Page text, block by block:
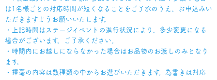
は1名様ごとの対応時間が短くなることをご了承のうえ、お申込みい
ただきますようお願いいたします。
・上記時間はステージイベントの進行状況により、多少変更になる
場合がございます。ご了承ください。
・時間内にお越しにならなかった場合はお品物のお渡しのみとなり
ます。
・揮毫の内容は数種類の中からお選びいただきます。為書きは対応